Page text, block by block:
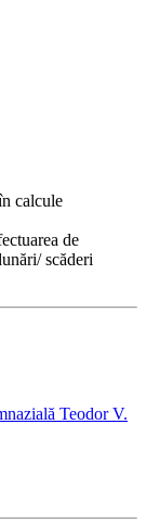
calcule
de
scăderi
Teodor V.